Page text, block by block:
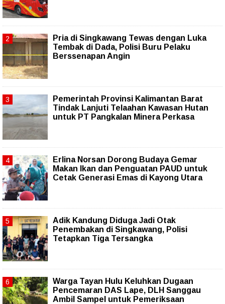
Pria di Singkawang Tewas dengan Luka
Tembak di Dada, Polisi Buru Pelaku
Berssenapan Angin
Pemerintah Provinsi Kalimantan Barat
Tindak Lanjuti Telaahan Kawasan Hutan
untuk PT Pangkalan Minera Perkasa
Erlina Norsan Dorong Budaya Gemar
Makan Ikan dan Penguatan PAUD untuk
Cetak Generasi Emas di Kayong Utara
Adik Kandung Diduga Jadi Otak
Penembakan di Singkawang, Polisi
Tetapkan Tiga Tersangka
Warga Tayan Hulu Keluhkan Dugaan
Pencemaran DAS Lape, DLH Sanggau
Ambil Sampel untuk Pemeriksaan